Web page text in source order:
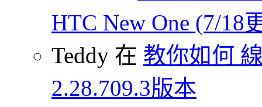
HTC New One (7/18
Teddy 在 教你如何
2.28.709.3版本